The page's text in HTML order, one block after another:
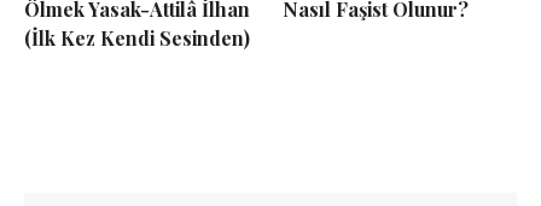
Ölmek Yasak-Attilâ İlhan
(İlk Kez Kendi Sesinden)
Nasıl Faşist Olunur?